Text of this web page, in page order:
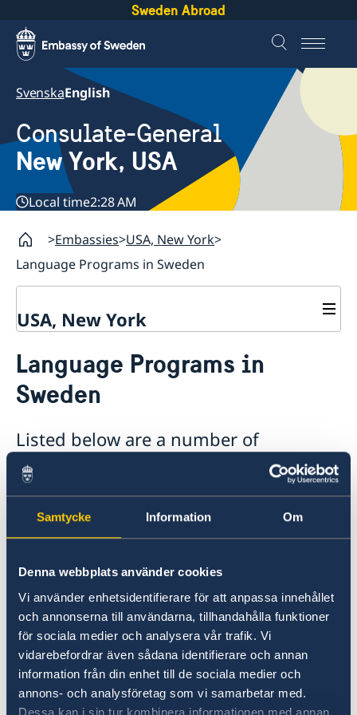
Samtycke Information Om
Denna webbplats använder cookies
Vi använder enhetsidentifierare för att anpassa innehållet
och annonserna till användarna, tillhandahålla funktioner
för sociala medier och analysera vår trafik. Vi
vidarebefordrar även sådana identifierare och annan
information från din enhet till de sociala medier och
annons- och analysföretag som vi samarbetar med.
Dessa kan i sin tur kombinera informationen med annan
Sweden Abroad
SvenskaEnglish
Consulate-General
New York, USA
Local time2:28 AM
Embassies USA, New York
Language Programs in Sweden
USA, New York
About us
The Consul General
The Swedish Residence in New York
Internship
Privacy Policy for Social Media Accounts
Data protection policy
Promoting Sweden
Newsletter
Language Programs in
Sweden
Listed below are a number of
institutions offering intensive Swedish
language programs in Sweden:
Folkuniversitetet:
www.folkuniversitetet.se
The Swedish Institute:www.si.se
Uppsala International Summer Session:
Augustana Summer School:
www.augustana.edu
SportCamp Language Camp at Lundsberg:
www.sportcamp.se
Scandinavian studies at Mälardalens University:
www.educations.com